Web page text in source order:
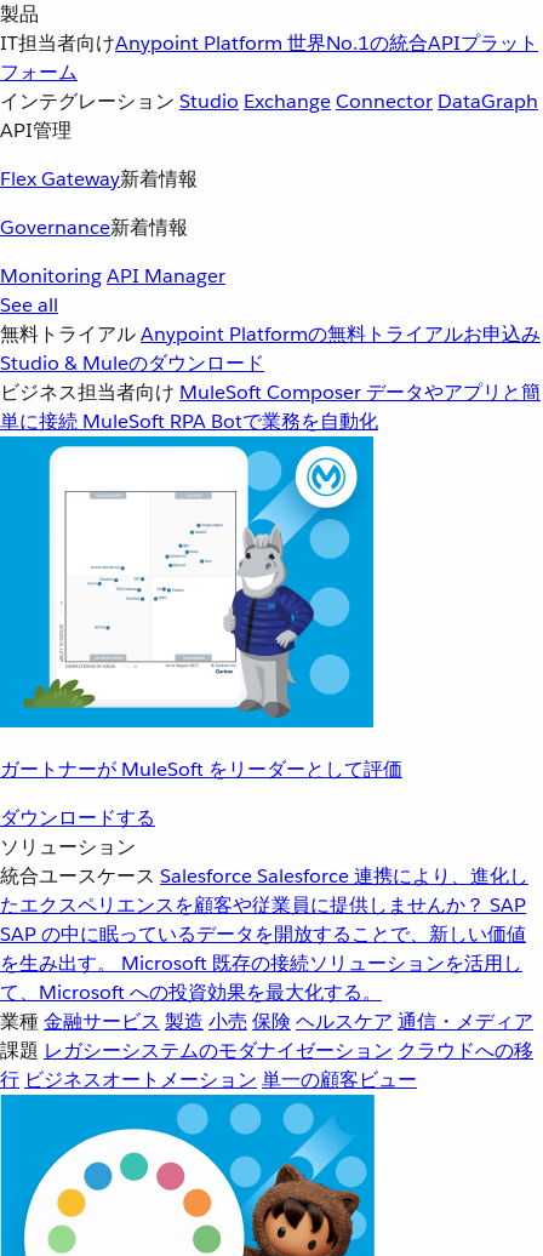
製品
IT担当者向けAnypoint Platform 世界No.1の統合APIプラット
フォーム
インテグレーション Studio ExchangeConnector DataGraph
API管理
Flex Gateway新着情報
Governance新着情報
MonitoringAPI Manager
See all
無料トライアルAnypoint Platformの無料トライアルお申込み
Studio & Muleのダウンロード
ビジネス担当者向け MuleSoft Composer データやアプリと簡
単に接続 MuleSoft RPA Botで業務を自動化
ガートナーが MuleSoft をリーダーとして評価
ダウンロードする
ソリューション
統合ユースケース SalesforceSalesforce 連携により、進化し
たエクスペリエンスを顧客や従業員に提供しませんか？ SAP
SAP の中に眠っているデータを開放することで、新しい価値
を生み出す。
Microsoft 既存の接続ソリューションを活用し
て、Microsoft への投資効果を最大化する。
業種金融サービス 製造 小売 保険 ヘルスケア 通信・メディア
課題 レガシーシステムのモダナイゼーション クラウドへの移
行 ビジネスオートメーション 単一の顧客ビュー